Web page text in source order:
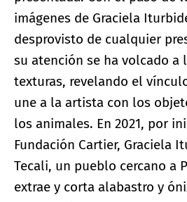
imágenes de Graciela
desprovisto de cualquier
su atención se ha volcado a
texturas, revelando el
une a la artista con los
los animales. En 2021, por
Fundación Cartier, Graciela
Tecali, un pueblo cercano a
extrae y corta alabastro y